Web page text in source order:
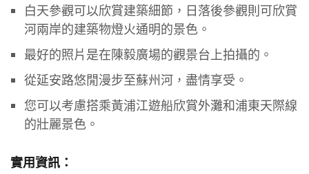
白天參觀可以欣賞建築細節，日落後參觀則可欣賞
河兩岸的建築物燈火通明的景色。
最好的照片是在陳毅廣場的觀景台上拍攝的。
從延安路悠閒漫步至蘇州河，盡情享受。
您可以考慮搭乘黃浦江遊船欣賞外灘和浦東天際線
的壯麗景色。
實用資訊：